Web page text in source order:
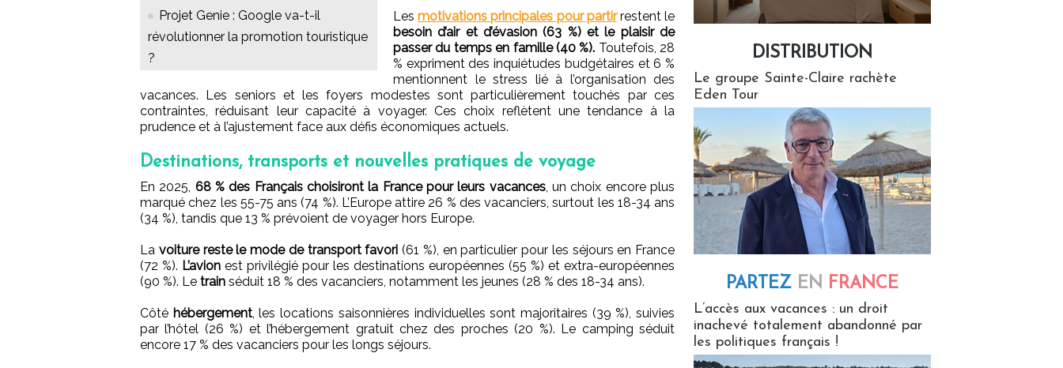
Projet Genie : Google va-t-il
révolutionner la promotion touristique
?
Lesmotivations principales pour partirrestent le
besoin d’air et d’évasion (63 %) et le plaisir de
passer du temps en famille (40 %). Toutefois, 28
% expriment des inquiétudes budgétaires et 6 %
mentionnent le stress lié à l’organisation des
vacances. Les seniors et les foyers modestes sont particulièrement touchés par ces
contraintes, réduisant leur capacité à voyager. Ces choix reflètent une tendance à la
prudence et à l’ajustement face aux défis économiques actuels.
Destinations, transports et nouvelles pratiques de voyage
En 2025, 68 % des Français choisiront la France pour leurs vacances, un choix encore plus
marqué chez les 55-75 ans (74 %). L’Europe attire 26 % des vacanciers, surtout les 18-34 ans
(34 %), tandis que 13 % prévoient de voyager hors Europe.
La voiture reste le mode de transport favori (61 %), en particulier pour les séjours en France
(72 %). L’avion est privilégié pour les destinations européennes (55 %) et extra-européennes
(90 %). Le train séduit 18 % des vacanciers, notamment les jeunes (28 % des 18-34 ans).
Côté hébergement, les locations saisonnières individuelles sont majoritaires (39 %), suivies
par l’hôtel (26 %) et l’hébergement gratuit chez des proches (20 %). Le camping séduit
encore 17 % des vacanciers pour les longs séjours.
DISTRIBUTION
Le groupe Sainte-Claire rachète
Eden Tour
PARTEZ EN FRANCE
L’accès aux vacances : un droit
inachevé totalement abandonné par
les politiques français !